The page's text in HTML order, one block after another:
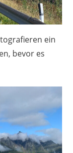
ein
bevor es